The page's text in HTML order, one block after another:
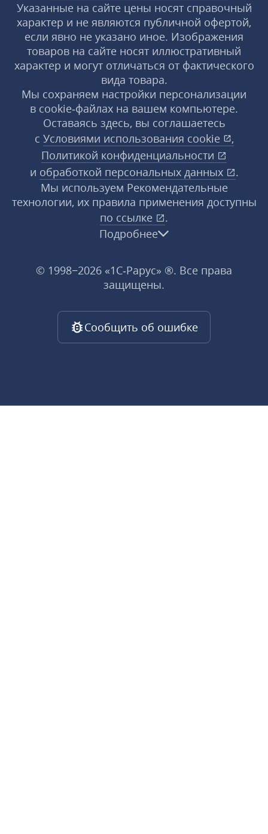
Указанные на сайте цены носят справочный
характер и не являются публичной офертой,
если явно не указано иное. Изображения
товаров на сайте носят иллюстративный
характер и могут отличаться от фактического
вида товара.
Мы сохраняем настройки персонализации
в cookie‑файлах на вашем компьютере.
Оставаясь здесь, вы соглашаетесь
с Условиями использования cookie
,
Политикой конфиденциальности
и обработкой персональных данных
.
Мы используем Рекомендательные
технологии, их правила применения доступны
по ссылке
.
Подробнее
© 1998−2026 «1С‑Рарус» ®. Все права
защищены.
Сообщить об ошибке